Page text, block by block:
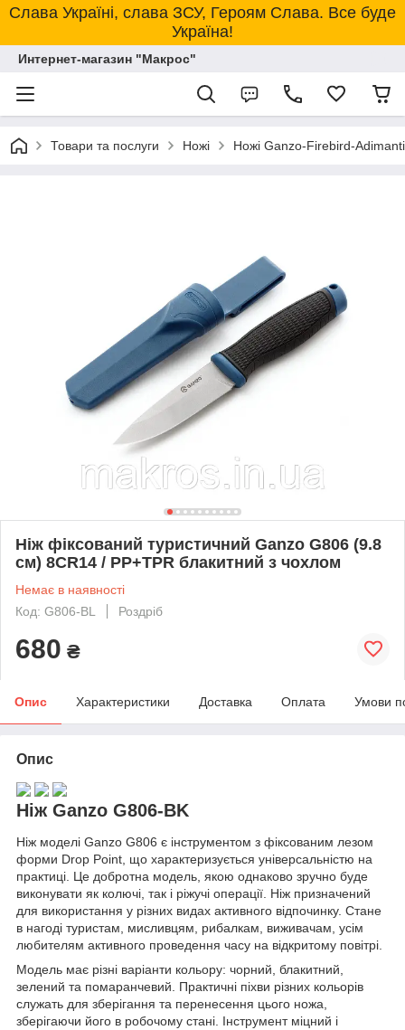
Слава Україні, слава ЗСУ, Героям Слава. Все буде
Україна!
Интернет-магазин "Макрос"
Товари та послуги Ножі Ножі Ganzo-Firebird-Adimanti
Ніж фіксований туристичний Ganzo G806 (9.8
см) 8CR14 / PP+TPR блакитний з чохлом
Немає в наявності
Код: G806-BL
Роздріб
680 ₴
Опис Характеристики Доставка Оплата Умови
Опис
Ніж Ganzo G806-BK
Ніж моделі Ganzo G806 є інструментом з фіксованим лезом
форми Drop Point, що характеризується універсальністю на
практиці. Це добротна модель, якою однаково зручно буде
виконувати як колючі, так і ріжучі операції. Ніж призначений
для використання у різних видах активного відпочинку. Стане
в нагоді туристам, мисливцям, рибалкам, виживачам, усім
любителям активного проведення часу на відкритому повітрі.
Модель має різні варіанти кольору: чорний, блакитний,
зелений та помаранчевий. Практичні піхви різних кольорів
служать для зберігання та перенесення цього ножа,
зберігаючи його в робочому стані. Інструмент міцний і